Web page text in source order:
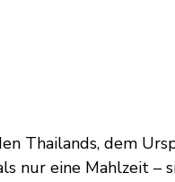
Thailands, dem
eine Mahlzeit –